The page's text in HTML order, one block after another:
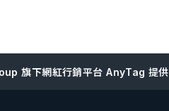
旗下網紅行銷平台 AnyTag